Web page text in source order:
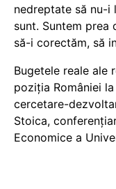
nedreptate să nu-i
sunt. Suntem prea
să-i corectăm, să
Bugetele reale ale
poziția României
cercetare-
Stoica,
Economice a